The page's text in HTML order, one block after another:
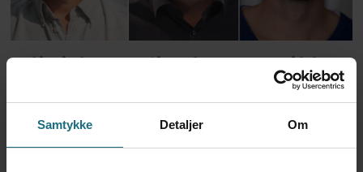
Samtykke Detaljer Om
Kliniske studier kommer ikke
til land bare fordi de er gode på
forskning